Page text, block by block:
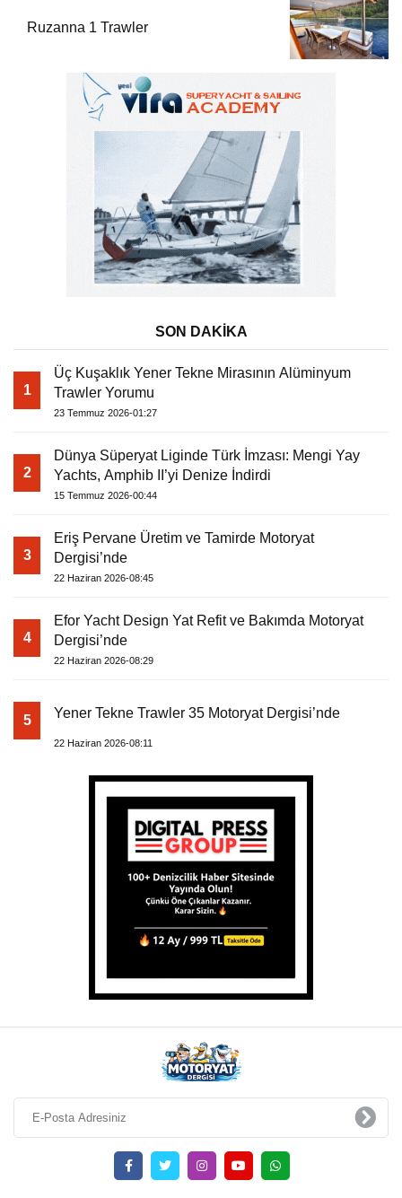
Ruzanna 1 Trawler
SON DAKİKA
1
Üç Kuşaklık Yener Tekne Mirasının Alüminyum
Trawler Yorumu
23 Temmuz 2026-01:27
2
Dünya Süperyat Liginde Türk İmzası: Mengi Yay
Yachts, Amphib II’yi Denize İndirdi
15 Temmuz 2026-00:44
3
Eriş Pervane Üretim ve Tamirde Motoryat
Dergisi’nde
22 Haziran 2026-08:45
4
Efor Yacht Design Yat Refit ve Bakımda Motoryat
Dergisi’nde
22 Haziran 2026-08:29
5 Yener Tekne Trawler 35 Motoryat Dergisi’nde
22 Haziran 2026-08:11